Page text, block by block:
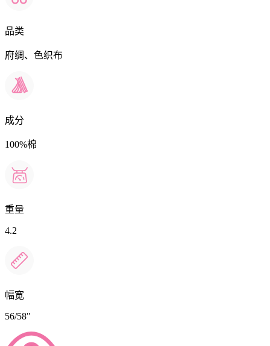
品类
府绸、色织布
成分
100%棉
重量
4.2
幅宽
56/58"